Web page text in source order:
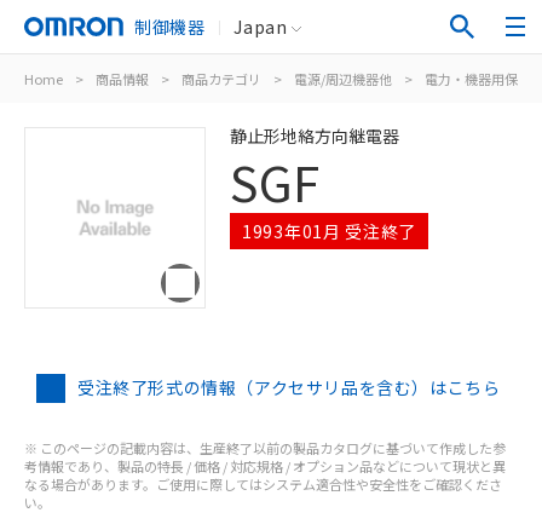
制御機器 Japan
Home > 商品情報 > 商品カテゴリ > 電源/周辺機器他 > 電力・機器用保護
静止形地絡方向継電器
SGF
1993年01月 受注終了
受注終了形式の情報（アクセサリ品を含む）はこちら
※ このページの記載内容は、生産終了以前の製品カタログに基づいて作成した参
考情報であり、製品の特長 / 価格 / 対応規格 / オプション品などについて現状と異
なる場合があります。ご使用に際してはシステム適合性や安全性をご確認くださ
い。